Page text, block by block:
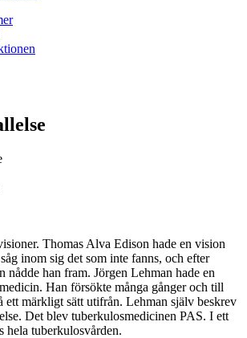
Thomas Alva Edison hade en vision
inom sig det som inte fanns, och efter
nådde han fram. Jörgen Lehman hade en
Han försökte många gånger och till
ett märkligt sätt utifrån. Lehman själv beskrev
Det blev tuberkulosmedicinen PAS. I ett
hela tuberkulosvården.